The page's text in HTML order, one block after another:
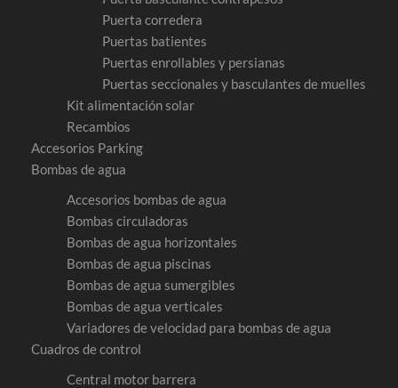
Puerta corredera
Puertas batientes
Puertas enrollables y persianas
Puertas seccionales y basculantes de muelles
Kit alimentación solar
Recambios
Accesorios Parking
Bombas de agua
Accesorios bombas de agua
Bombas circuladoras
Bombas de agua horizontales
Bombas de agua piscinas
Bombas de agua sumergibles
Bombas de agua verticales
Variadores de velocidad para bombas de agua
Cuadros de control
Central motor barrera